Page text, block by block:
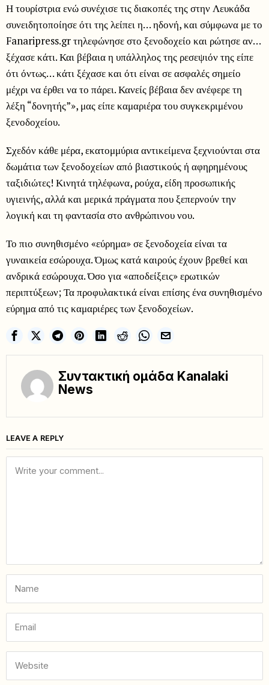
Η τουρίστρια ενώ συνέχισε τις διακοπές της στην Λευκάδα
συνειδητοποίησε ότι της λείπει η… ηδονή, και σύμφωνα με το
Fanaripress.gr τηλεφώνησε στο ξενοδοχείο και ρώτησε αν…
ξέχασε κάτι. Και βέβαια η υπάλληλος της ρεσεψιόν της είπε
ότι όντως… κάτι ξέχασε και ότι είναι σε ασφαλές σημείο
μέχρι να έρθει να το πάρει. Κανείς βέβαια δεν ανέφερε τη
λέξη “δονητής”», μας είπε καμαριέρα του συγκεκριμένου
ξενοδοχείου.
Σχεδόν κάθε μέρα, εκατομμύρια αντικείμενα ξεχνιούνται στα
δωμάτια των ξενοδοχείων από βιαστικούς ή αφηρημένους
ταξιδιώτες! Κινητά τηλέφωνα, ρούχα, είδη προσωπικής
υγιεινής, αλλά και μερικά πράγματα που ξεπερνούν την
λογική και τη φαντασία στο ανθρώπινου νου.
Το πιο συνηθισμένο «εύρημα» σε ξενοδοχεία είναι τα
γυναικεία εσώρουχα. Όμως κατά καιρούς έχουν βρεθεί και
ανδρικά εσώρουχα. Όσο για «αποδείξεις» ερωτικών
περιπτύξεων; Τα προφυλακτικά είναι επίσης ένα συνηθισμένο
εύρημα από τις καμαριέρες των ξενοδοχείων.
Συντακτική ομάδα Kanalaki
News
LEAVE A REPLY